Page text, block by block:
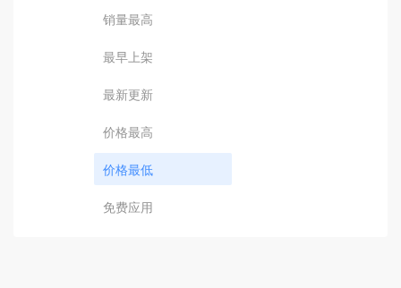
销量最高
最早上架
最新更新
价格最高
价格最低
免费应用